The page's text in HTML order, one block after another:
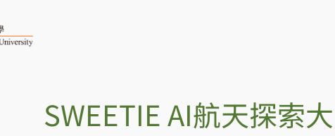
SWEETIE AI航天探索大